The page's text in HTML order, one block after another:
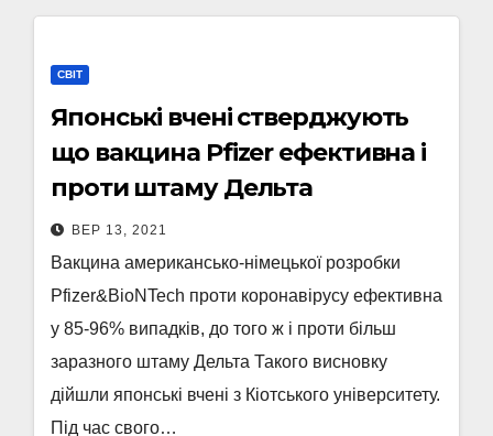
СВІТ
Японські вчені стверджують
що вакцина Pfizer ефективна і
проти штаму Дельта
ВЕР 13, 2021
Вакцина американсько-німецької розробки
Pfizer&BioNTech проти коронавірусу ефективна
у 85-96% випадків, до того ж і проти більш
заразного штаму Дельта Такого висновку
дійшли японські вчені з Кіотського університету.
Під час свого…